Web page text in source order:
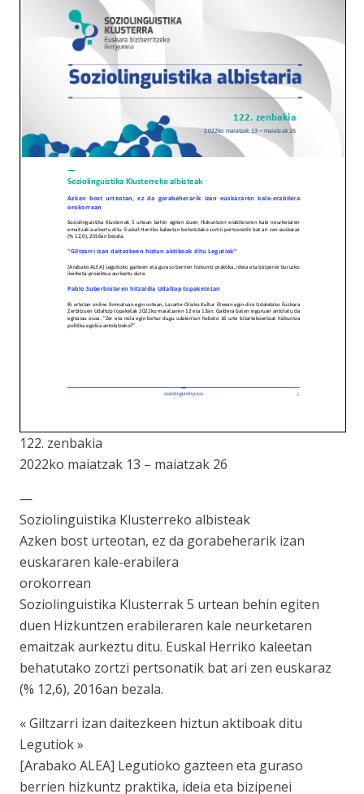
122. zenbakia
2022ko maiatzak 13 – maiatzak 26
—
Soziolinguistika Klusterreko albisteak
Azken bost urteotan, ez da gorabeherarik izan
euskararen kale-erabilera
orokorrean
Soziolinguistika Klusterrak 5 urtean behin egiten
duen Hizkuntzen erabileraren kale neurketaren
emaitzak aurkeztu ditu. Euskal Herriko kaleetan
behatutako zortzi pertsonatik bat ari zen euskaraz
(% 12,6), 2016an bezala.
« Giltzarri izan daitezkeen hiztun aktiboak ditu
Legutiok »
[Arabako ALEA] Legutioko gazteen eta guraso
berrien hizkuntz praktika, ideia eta bizipenei